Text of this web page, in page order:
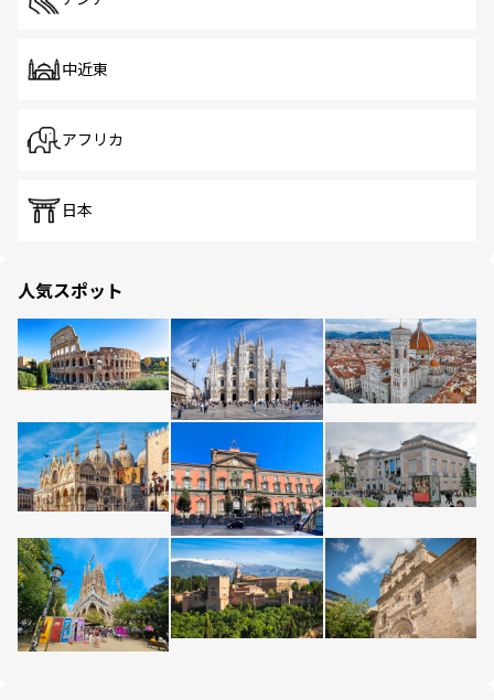
中近東
アフリカ
日本
人気スポット